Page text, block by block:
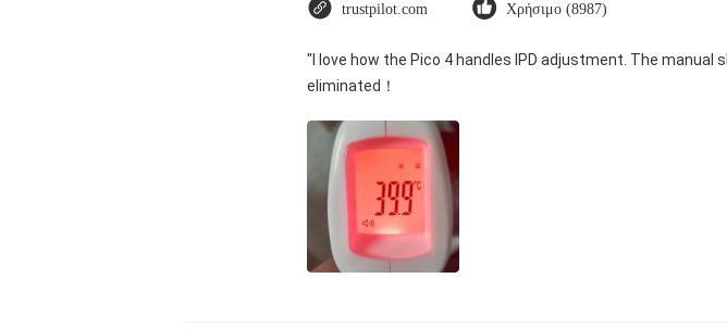
trustpilot.com Χρήσιμο (8987)
"I love how the Pico 4 handles IPD adjustment. The
eliminated！